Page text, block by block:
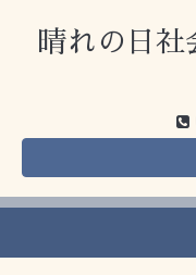
晴れの日社